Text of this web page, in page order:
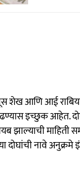
शेख आणि आई
इच्छुक आहेत.
झाल्याची
दोघांची नावे